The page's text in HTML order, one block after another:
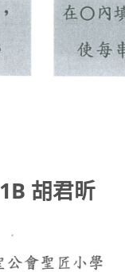
1B 胡君昕